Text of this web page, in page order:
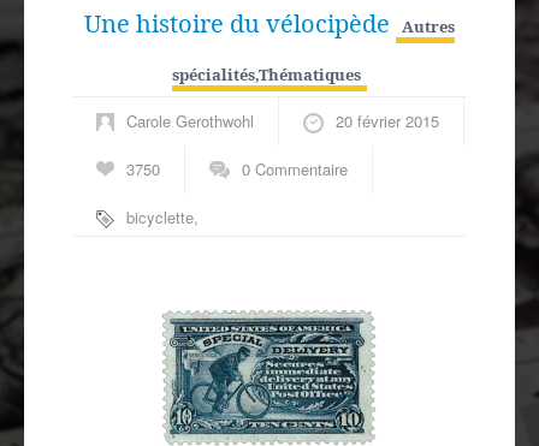
Europe
Agenda
Une histoire du vélocipède Autres
spécialités,Thématiques
Carole Gerothwohl 20 février 2015
3750 0 Commentaire
bicyclette,